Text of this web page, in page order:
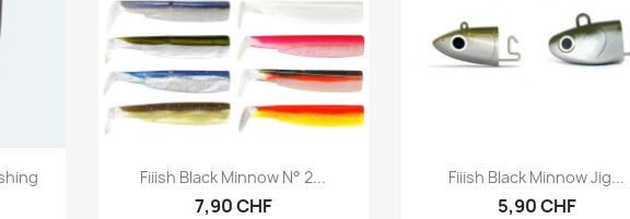
Aperçu rapide
Fiiish Black Minnow N° 2...
7,90 CHF
 Aperçu rapide
Fiiish Black Minnow Jig...
5,90 CHF